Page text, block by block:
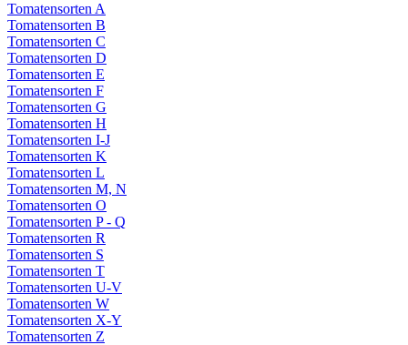
Tomatensorten A
Tomatensorten B
Tomatensorten C
Tomatensorten D
Tomatensorten E
Tomatensorten F
Tomatensorten G
Tomatensorten H
Tomatensorten I-J
Tomatensorten K
Tomatensorten L
Tomatensorten M, N
Tomatensorten O
Tomatensorten P - Q
Tomatensorten R
Tomatensorten S
Tomatensorten T
Tomatensorten U-V
Tomatensorten W
Tomatensorten X-Y
Tomatensorten Z